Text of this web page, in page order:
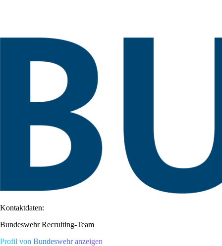
Kontaktdaten:
Bundeswehr Recruiting-Team
Profil von Bundeswehr anzeigen